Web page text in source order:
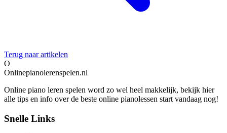
Terug naar artikelen
O
Onlinepianolerenspelen.nl
Online piano leren spelen word zo wel heel makkelijk, bekijk hier
alle tips en info over de beste online pianolessen start vandaag nog!
Snelle Links